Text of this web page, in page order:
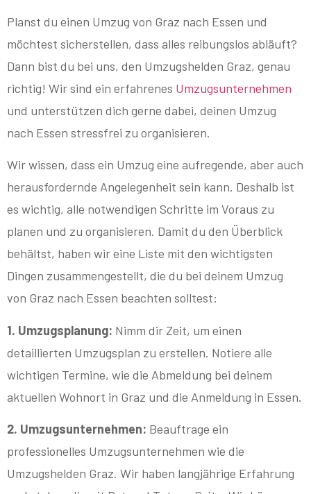
Planst du einen Umzug von Graz nach Essen und
möchtest sicherstellen, dass alles reibungslos abläuft?
Dann bist du bei uns, den Umzugshelden Graz, genau
richtig! Wir sind ein erfahrenes Umzugsunternehmen
und unterstützen dich gerne dabei, deinen Umzug
nach Essen stressfrei zu organisieren.
Wir wissen, dass ein Umzug eine aufregende, aber auch
herausfordernde Angelegenheit sein kann. Deshalb ist
es wichtig, alle notwendigen Schritte im Voraus zu
planen und zu organisieren. Damit du den Überblick
behältst, haben wir eine Liste mit den wichtigsten
Dingen zusammengestellt, die du bei deinem Umzug
von Graz nach Essen beachten solltest:
1. Umzugsplanung: Nimm dir Zeit, um einen
detaillierten Umzugsplan zu erstellen. Notiere alle
wichtigen Termine, wie die Abmeldung bei deinem
aktuellen Wohnort in Graz und die Anmeldung in Essen.
2. Umzugsunternehmen: Beauftrage ein
professionelles Umzugsunternehmen wie die
Umzugshelden Graz. Wir haben langjährige Erfahrung